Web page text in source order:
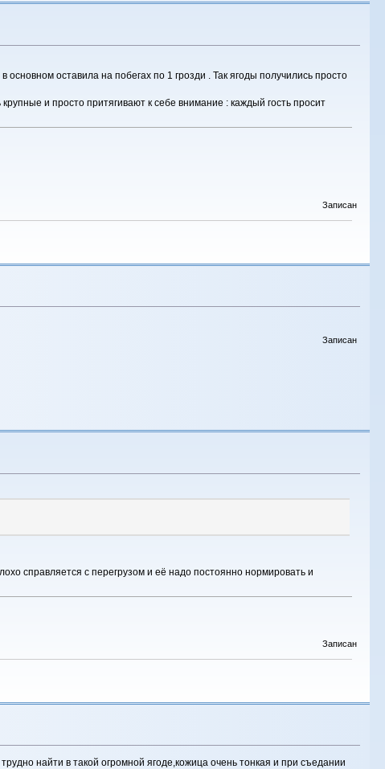
оставила на побегах по 1 грозди . Так ягоды получились просто
и просто притягивают к себе внимание : каждый гость просит
Записан
Записан
справляется с перегрузом и её надо постоянно нормировать и
Записан
найти в такой огромной ягоде,кожица очень тонкая и при съедании